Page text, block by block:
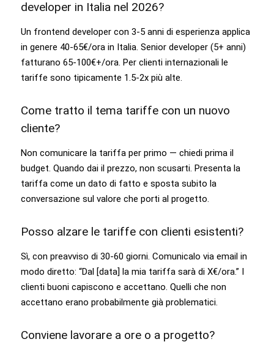
developer in Italia nel 2026?
Un frontend developer con 3-5 anni di esperienza applica
in genere 40-65€/ora in Italia. Senior developer (5+ anni)
fatturano 65-100€+/ora. Per clienti internazionali le
tariffe sono tipicamente 1.5-2x più alte.
Come tratto il tema tariffe con un nuovo
cliente?
Non comunicare la tariffa per primo — chiedi prima il
budget. Quando dai il prezzo, non scusarti. Presenta la
tariffa come un dato di fatto e sposta subito la
conversazione sul valore che porti al progetto.
Posso alzare le tariffe con clienti esistenti?
Sì, con preavviso di 30-60 giorni. Comunicalo via email in
modo diretto: “Dal [data] la mia tariffa sarà di X€/ora.” I
clienti buoni capiscono e accettano. Quelli che non
accettano erano probabilmente già problematici.
Conviene lavorare a ore o a progetto?